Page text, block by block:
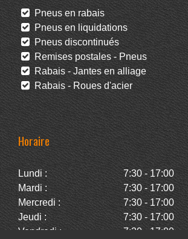
Pneus en rabais
Pneus en liquidations
Pneus discontinués
Remises postales - Pneus
Rabais - Jantes en alliage
Rabais - Roues d'acier
Horaire
Lundi :
7:30 - 17:00
Mardi :
7:30 - 17:00
Mercredi :
7:30 - 17:00
Jeudi :
7:30 - 17:00
Vendredi :
7:30 - 17:00